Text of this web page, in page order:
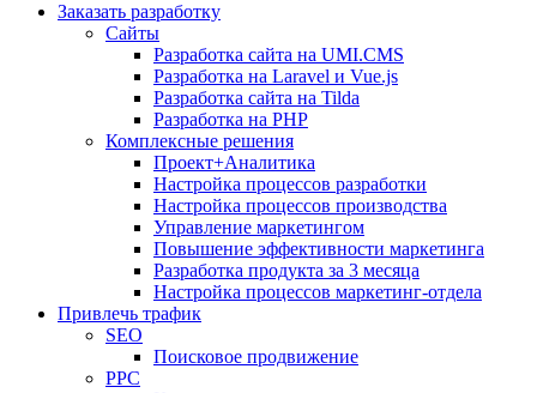
Заказать разработку
Сайты
Разработка сайта на UMI.CMS
Разработка на Laravel и Vue.js
Разработка сайта на Tilda
Разработка на PHP
Комплексные решения
Проект+Аналитика
Настройка процессов разработки
Настройка процессов производства
Управление маркетингом
Повышение эффективности маркетинга
Разработка продукта за 3 месяца
Настройка процессов маркетинг-отдела
Привлечь трафик
SEO
Поисковое продвижение
PPC